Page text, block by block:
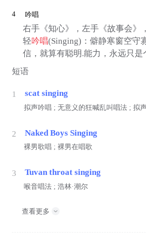
4 吟唱
右手《知心》，左手《故事会》
轻吟唱(Singing)：僻静寒窗空守
信，就算有聪明.能力，永远只是
短语
1 scat singing
拟声吟唱 ; 无意义的狂喊乱叫唱法 ; 拟
2 Naked Boys Singing
裸男歌唱 ; 裸男在唱歌
3 Tuvan throat singing
喉音唱法 ; 浩林·潮尔
查看更多